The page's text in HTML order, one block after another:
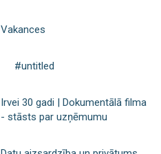
Vakances
#untitled
Irvei 30 gadi | Dokumentālā filma
- stāsts par uzņēmumu